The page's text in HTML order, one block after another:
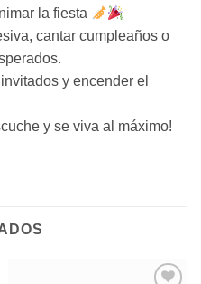
la fiesta
cantar cumpleaños o
y encender el
y se viva al máximo!